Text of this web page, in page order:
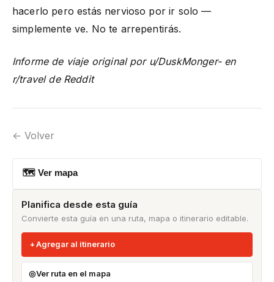
hacerlo pero estás nervioso por ir solo —
simplemente ve. No te arrepentirás.
Informe de viaje original por u/DuskMonger- en
r/travel de Reddit
← Volver
🗺 Ver mapa
Planifica desde esta guía
Convierte esta guía en una ruta, mapa o itinerario editable.
Agregar al itinerario
Ver ruta en el mapa